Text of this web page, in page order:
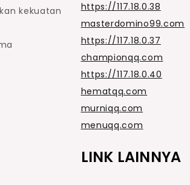
kekuatan
https://117.18.0.38
masterdomino99.com
https://117.18.0.37
championqq.com
https://117.18.0.40
hematqq.com
murniqq.com
menuqq.com
LINK LAINNYA